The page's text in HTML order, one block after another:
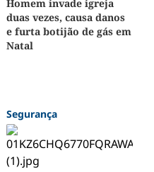
Homem invade igreja
duas vezes, causa danos
e furta botijão de gás em
Natal
Segurança